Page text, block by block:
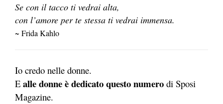
Se con il tacco ti vedrai alta,
con l’amore per te stessa ti vedrai immensa.
~ Frida Kahlo
Io credo nelle donne.
E alle donne è dedicato questo numero di Sposi
Magazine.